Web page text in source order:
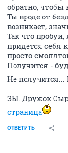
обратно, чтобы
Ты вроде от
возникает,
Так что
придется себя
просто
Получится -
Не
ЗЫ. Дружок
страница
ОТВЕТИТЬ